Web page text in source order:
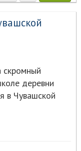
скромный
деревни
в Чувашской